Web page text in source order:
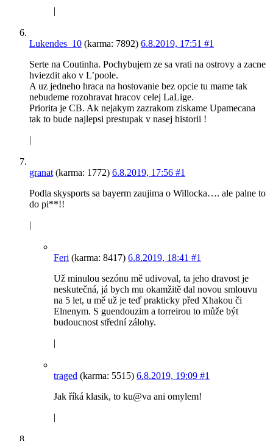
|
Lukendes_10 (karma: 7892) 6.8.2019, 17:51 #1
Serte na Coutinha. Pochybujem ze sa vrati na ostrovy a zacne
hviezdit ako v L’poole.
A uz jedneho hraca na hostovanie bez opcie tu mame tak
nebudeme rozohravat hracov celej LaLige.
Priorita je CB. Ak nejakym zazrakom ziskame Upamecana
tak to bude najlepsi prestupak v nasej historii !
|
granat (karma: 1772) 6.8.2019, 17:56 #1
Podla skysports sa bayerm zaujima o Willocka…. ale palne to
do pi**!!
|
Feri (karma: 8417) 6.8.2019, 18:41 #1
Už minulou sezónu mě udivoval, ta jeho dravost je
neskutečná, já bych mu okamžitě dal novou smlouvu
na 5 let, u mě už je teď prakticky před Xhakou či
Elnenym. S guendouzim a torreirou to může být
budoucnost střední zálohy.
|
traged (karma: 5515) 6.8.2019, 19:09 #1
Jak říká klasik, to ku@va ani omylem!
|